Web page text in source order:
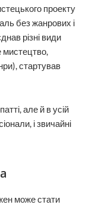
проекту
без жанрових і
різні види
мистецтво,
стартував
але й в усій
і звичайні
може стати